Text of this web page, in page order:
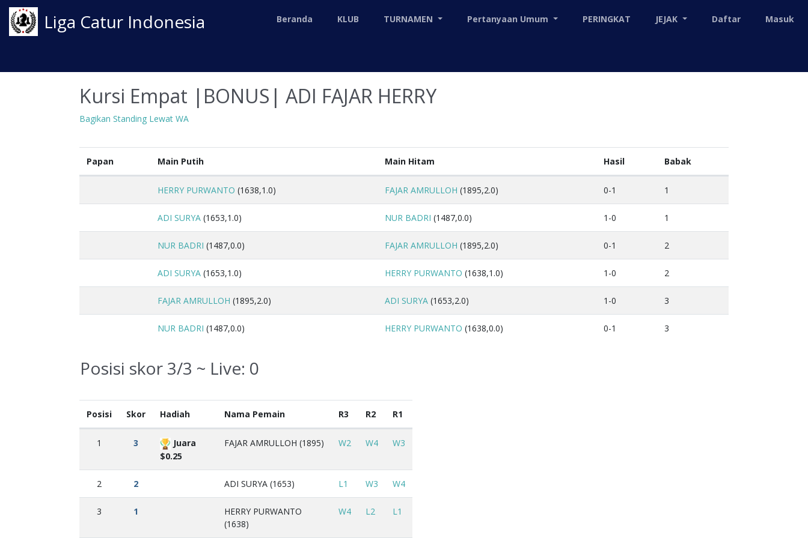
Liga Catur Indonesia Beranda KLUB TURNAMEN Pertanyaan Umum PERINGKAT JEJAK Daftar Masuk
Kursi Empat |BONUS| ADI FAJAR HERRY
Bagikan Standing Lewat WA
Papan Main Putih Main Hitam Hasil Babak
HERRY PURWANTO (1638,1.0) FAJAR AMRULLOH (1895,2.0) 0-1 1
ADI SURYA (1653,1.0) NUR BADRI (1487,0.0) 1-0 1
NUR BADRI (1487,0.0) FAJAR AMRULLOH (1895,2.0) 0-1 2
ADI SURYA (1653,1.0) HERRY PURWANTO (1638,1.0) 1-0 2
FAJAR AMRULLOH (1895,2.0) ADI SURYA (1653,2.0) 1-0 3
NUR BADRI (1487,0.0) HERRY PURWANTO (1638,0.0) 0-1 3
Posisi skor 3/3 ~ Live: 0
Posisi Skor Hadiah Nama Pemain R3 R2 R1
1 3
Juara
$0.25
FAJAR AMRULLOH (1895) W2 W4 W3
2 2 ADI SURYA (1653) L1 W3 W4
3 1
HERRY PURWANTO
(1638)
W4 L2 L1